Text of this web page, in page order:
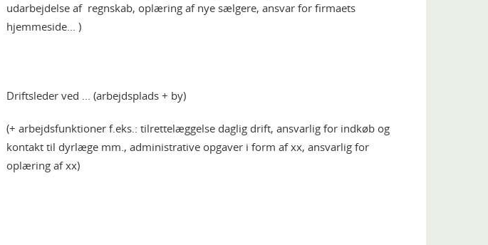
udarbejdelse af regnskab, oplæring af nye sælgere, ansvar for firmaets
hjemmeside... )
Driftsleder ved ... (arbejdsplads + by)
(+ arbejdsfunktioner f.eks.: tilrettelæggelse daglig drift, ansvarlig for indkøb og
kontakt til dyrlæge mm., administrative opgaver i form af xx, ansvarlig for
oplæring af xx)